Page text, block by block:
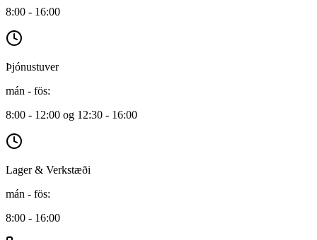
8:00 - 16:00
Þjónustuver
mán - fös:
8:00 - 12:00 og 12:30 - 16:00
Lager & Verkstæði
mán - fös:
8:00 - 16:00